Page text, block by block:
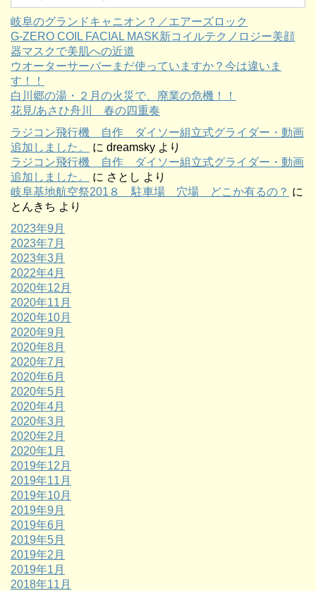
岐阜のグランドキャニオン？／エアーズロック
G-ZERO COIL FACIAL MASK新コイルテクノロジー美顔
器マスクで美肌への近道
ウオーターサーバーまだ使っていますか？今は違いま
す！！
白川郷の湯・２月の火災で、廃業の危機！！
花見/あさひ舟川 春の四重奏
ラジコン飛行機 自作 ダイソー組立式グライダー・動画
追加しました。
に dreamsky より
ラジコン飛行機 自作 ダイソー組立式グライダー・動画
追加しました。
に さとし より
岐阜基地航空祭201８ 駐車場 穴場 どこか有るの？ に
とんきち より
2023年9月
2023年7月
2023年3月
2022年4月
2020年12月
2020年11月
2020年10月
2020年9月
2020年8月
2020年7月
2020年6月
2020年5月
2020年4月
2020年3月
2020年2月
2020年1月
2019年12月
2019年11月
2019年10月
2019年9月
2019年6月
2019年5月
2019年2月
2019年1月
2018年11月